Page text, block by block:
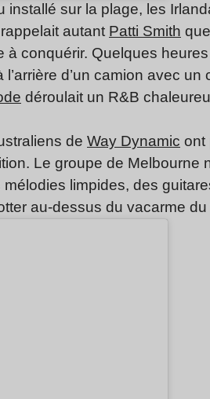
installé sur la plage, les
autant Patti Smith que
à conquérir. Quelques
d’un camion avec
déroulait un R&B
de Way Dynamic ont
Le groupe de Melbourne
mélodies limpides, des
au-dessus du vacarme du